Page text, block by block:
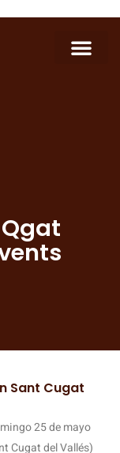
Sant Cugat
25 de mayo
Cugat del Vallés)